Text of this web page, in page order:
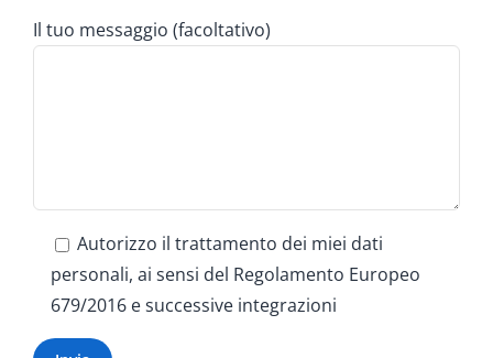
Il tuo messaggio (facoltativo)
Autorizzo il trattamento dei miei dati
personali, ai sensi del Regolamento Europeo
679/2016 e successive integrazioni